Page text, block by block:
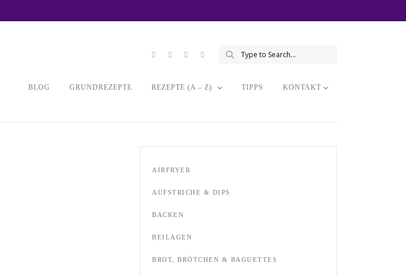
BLOG GRUNDREZEPTE REZEPTE (A – Z) TIPPS KONTAKT
AIRFRYER
AUFSTRICHE & DIPS
BACKEN
BEILAGEN
BROT, BRÖTCHEN & BAGUETTES